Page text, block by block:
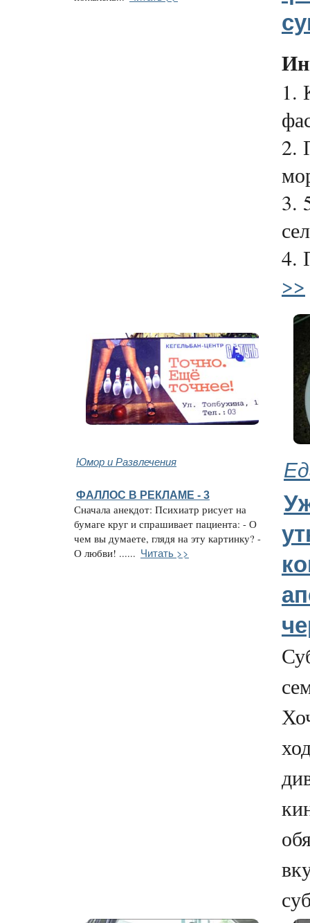
1.
2.
3.
4.
>>
Юмор и Развлечения
ФАЛЛОС В РЕКЛАМЕ - 3
Сначала анекдот: Психиатр рисует на
бумаге круг и спрашивает пациента: - О
чем вы думаете, глядя на эту картинку? -
О любви! ...... Читать >>